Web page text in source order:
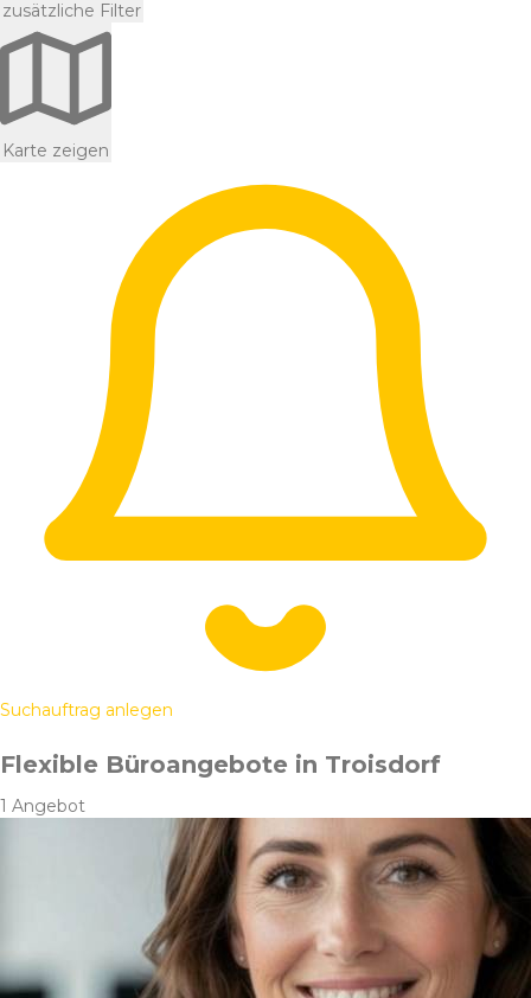
zusätzliche Filter
Karte zeigen
Suchauftrag anlegen
Flexible Büroangebote in Troisdorf
1 Angebot